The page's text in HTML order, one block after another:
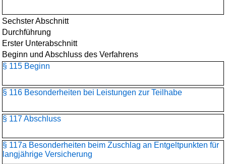
Sechster Abschnitt
Durchführung
Erster Unterabschnitt
Beginn und Abschluss des Verfahrens
§ 115 Beginn
§ 116 Besonderheiten bei Leistungen zur Teilhabe
§ 117 Abschluss
§ 117a Besonderheiten beim Zuschlag an Entgeltpunkten für
langjährige Versicherung